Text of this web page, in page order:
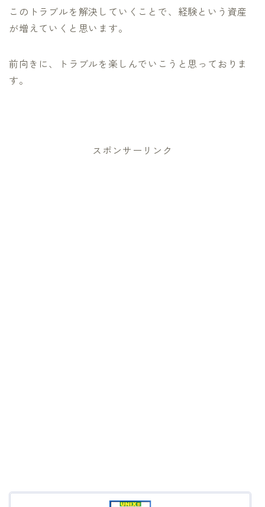
このトラブルを解決していくことで、経験という資産
が増えていくと思います。
前向きに、トラブルを楽しんでいこうと思っておりま
す。
スポンサーリンク